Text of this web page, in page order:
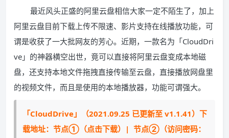
最近风头正盛的阿里云盘相信大家一定不陌生了，加上
阿里云盘目前下载上传不限速、影片支持在线播放功能，可
谓是收获了一大批网友的芳心。近期，一款名为「CloudDri
ve」的神器横空出世，竟可以直接将阿里云盘变成本地磁
盘，还支持本地文件拖拽直接传输至云盘，直接播放网盘里
的视频文件，而且是使用的本地播放器，功能可谓强大。
「CloudDrive」（2021.09.25 已更新至 v1.1.41）下
载地址： 节点① （点击下载）| 节点② （访问密码：